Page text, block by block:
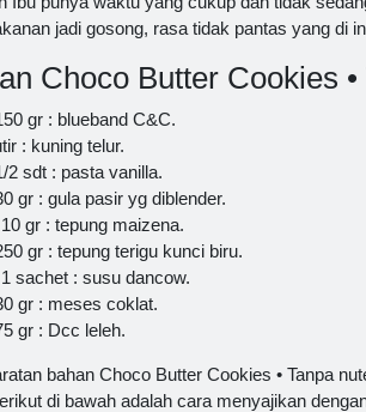
jadi gosong, rasa tidak pantas yang di
Choco Butter Cookies
gr : blueband C&C.
: kuning telur.
2 sdt : pasta vanilla.
gr : gula pasir yg diblender.
gr : tepung maizena.
gr : tepung terigu kunci biru.
sachet : susu dancow.
gr : meses coklat.
gr : Dcc leleh.
bahan Choco Butter Cookies • Tanpa
di bawah adalah cara menyajikan